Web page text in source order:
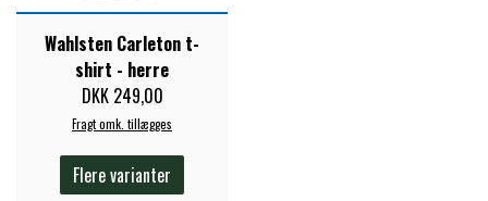
PREMIER EQUINE
Wahlsten Carleton t-
shirt - herre
DKK 249,00
Fragt omk. tillægges
Flere varianter